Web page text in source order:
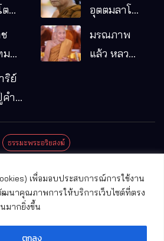
เพื่อมอบประสบการณ์การใช้งาน
นาคุณภาพการให้บริการเว็บไซต์ที่ตรง
มากยิ่งขึ้น
ตกลง
เจ้า
า
อุตตมลาโภ
หมากอื๋อ
ม
วง
ตุ
ป่า
ใหม่
มรณภาพ
แล้ว หลวง
ริย์
ำ
ธรรมะพระอริยสงฆ์
วัดที่สําคัญ